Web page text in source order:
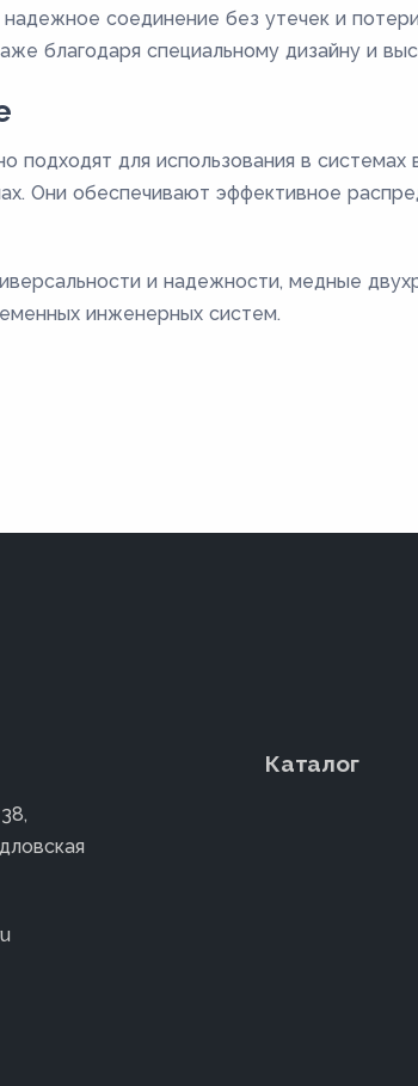
соединение без утечек и
благодаря специальному дизайну и
подходят для использования в
Они обеспечивают эффективное
и надежности, медные
инженерных систем.
Каталог